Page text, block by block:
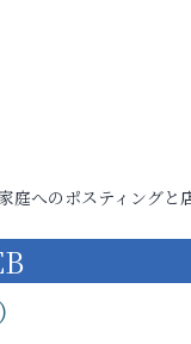
庭へのポスティングと